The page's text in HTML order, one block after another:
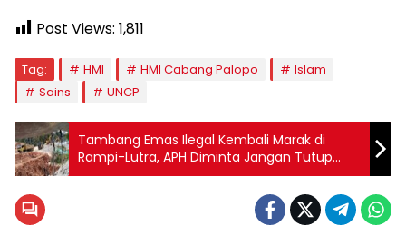
Post Views: 1,811
Tag: HMI HMI Cabang Palopo
Islam
Sains
UNCP
Tambang Emas Ilegal Kembali Marak di
Rampi-Lutra, APH Diminta Jangan Tutup
Mata dan Telinga